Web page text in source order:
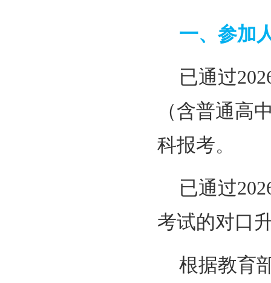
一、参加
已通过
（含普通高
科报考。
已通过
考试的对口
根据教育